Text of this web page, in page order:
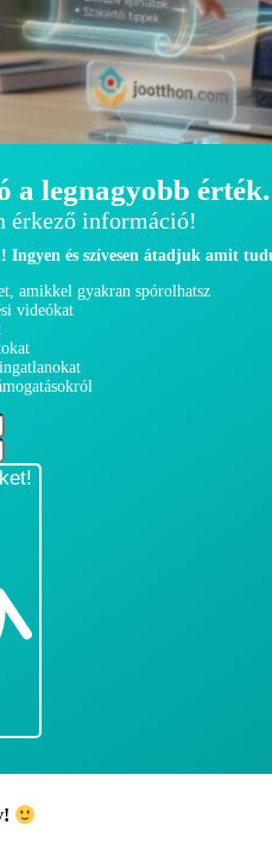
a legnagyobb érték.
érkező információ!
Ingyen és szívesen átadjuk amit
amikkel gyakran spórolhatsz
videókat